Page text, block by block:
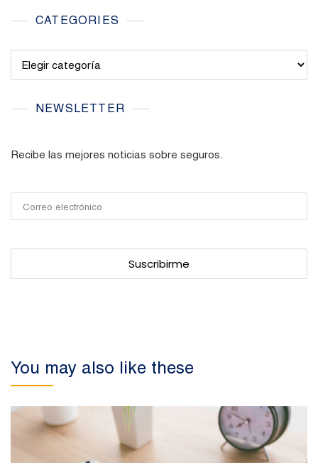
CATEGORIES
NEWSLETTER
Recibe las mejores noticias sobre seguros.
You may also like these